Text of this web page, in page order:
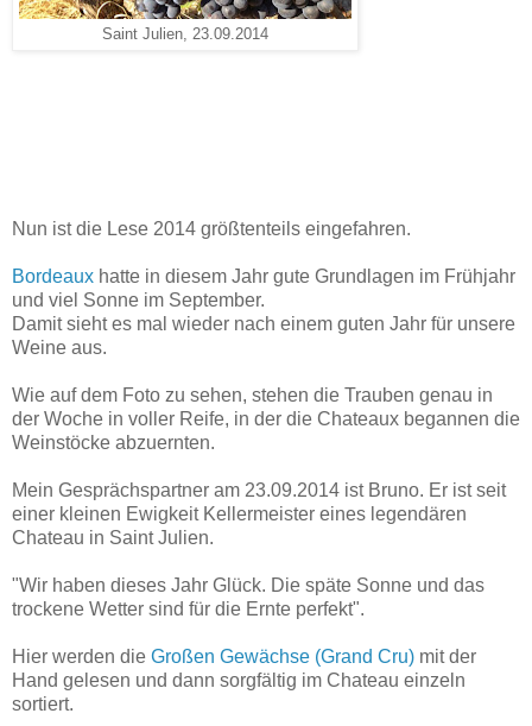
Saint Julien, 23.09.2014
Nun ist die Lese 2014 größtenteils eingefahren.
Bordeaux hatte in diesem Jahr gute Grundlagen im Frühjahr
und viel Sonne im September.
Damit sieht es mal wieder nach einem guten Jahr für unsere
Weine aus.
Wie auf dem Foto zu sehen, stehen die Trauben genau in
der Woche in voller Reife, in der die Chateaux begannen die
Weinstöcke abzuernten.
Mein Gesprächspartner am 23.09.2014 ist Bruno. Er ist seit
einer kleinen Ewigkeit Kellermeister eines legendären
Chateau in Saint Julien.
"Wir haben dieses Jahr Glück. Die späte Sonne und das
trockene Wetter sind für die Ernte perfekt".
Hier werden die Großen Gewächse (Grand Cru) mit der
Hand gelesen und dann sorgfältig im Chateau einzeln
sortiert.